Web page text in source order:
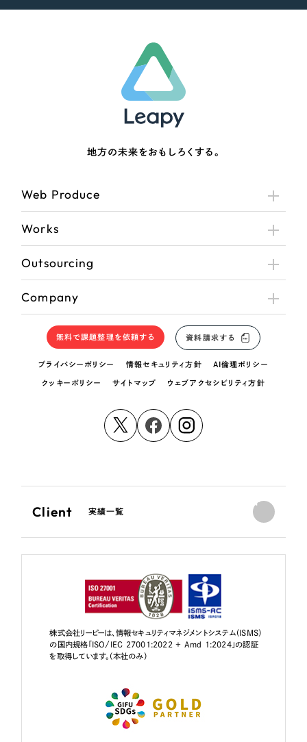
地方の未来をおもしろくする。
Web Produce
Works
Outsourcing
Company
無料で課題整理を依頼する 資料請求する
プライバシーポリシー 情報セキュリティ方針 AI倫理ポリシー
クッキーポリシー サイトマップ ウェブアクセシビリティ方針
Client 実績一覧
株式会社リーピーは、情報セキュリティマネジメントシステム（ISMS）
の国内規格「ISO/IEC 27001:2022 + Amd 1:2024」の認証
を取得しています。（本社のみ）